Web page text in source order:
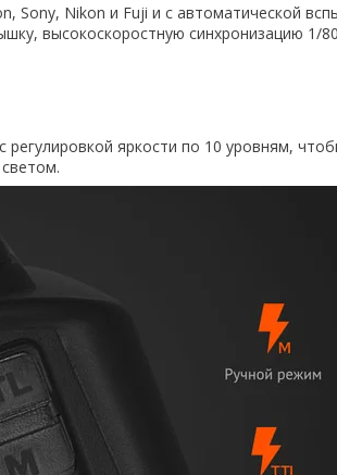
Sony, Nikon и Fuji и с автоматической
высокоскоростную синхронизацию 1/
с регулировкой яркости по 10 уровням,